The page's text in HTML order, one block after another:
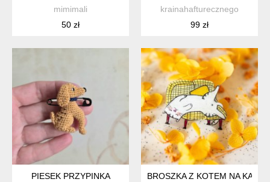
mimimali
50 zł
krainahafturecznego
99 zł
PIESEK PRZYPINKA
BROSZKA Z KOTEM NA